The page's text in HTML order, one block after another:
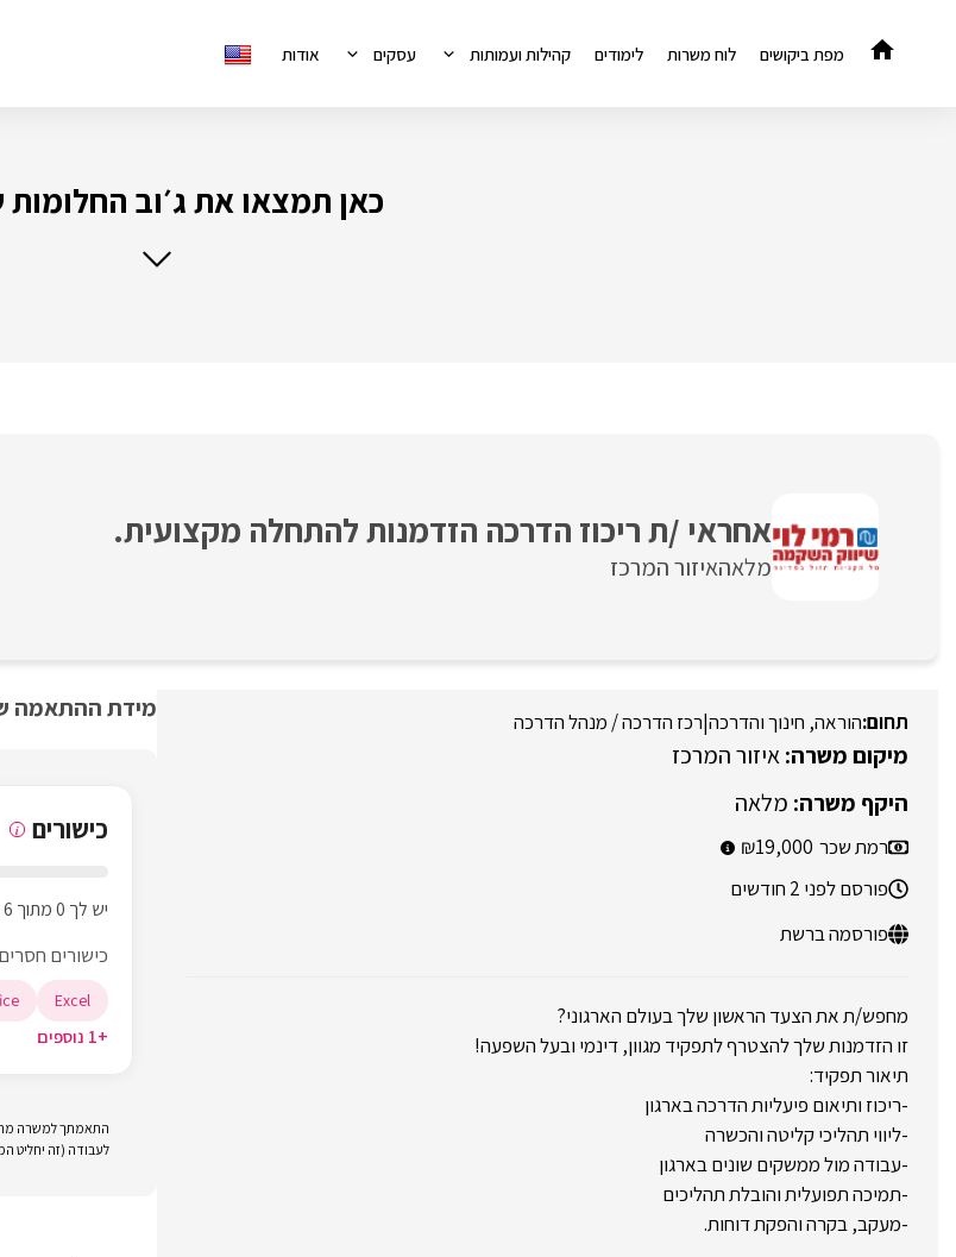
מפת ביקושים לוח משרות לימודים קהילות ועמותות עסקים אודות
כאן תמצאו את ג׳וב
אחראי /ת ריכוז הדרכה הזדמנות להתחלה מקצועית.
מלאהאיזור המרכז
הוראה, חינוך והדרכה|רכז הדרכה / מנהל הדרכה
איזור המרכז
מלאה
רמת שכר 19,000
פורסם לפני 2 חודשים
פורסמה ברשת
מחפש/ת את הצעד הראשון שלך בעולם הארגוני?
זו הזדמנות שלך להצטרף לתפקיד מגוון, דינמי ובעל השפעה!
תיאור תפקיד:
-ריכוז ותיאום פיעליות הדרכה בארגון
-ליווי תהליכי קליטה והכשרה
-עבודה מול ממשקים שונים בארגון
-תמיכה תפועלית והובלת תהליכים
-מעקב, בקרה והפקת דוחות.
מידת ההתאמה
כישורים i
יש לך 0 מתוך 6 הכישורים הנדרשים
כישורים
Excel
+1 נוספים
התאמתך למשרה
לעבודה (זה יחליט